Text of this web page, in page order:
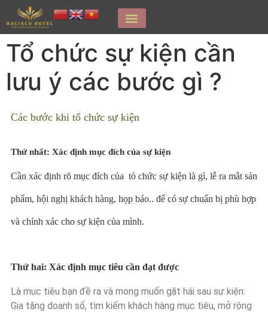
Tổ chức sự kiện cần
lưu ý các bước gì ?
Các bước khi tổ chức sự kiện
Thứ nhất: Xác định mục đích của sự kiện
Cần xác định rõ mục đích của tỏ chức sự kiện là gì, lễ ra mắt sản
phẩm, hội nghị khách hàng, họp báo.. để có sự chuẩn bị phù hợp
và chính xác cho sự kiện của mình.
Thứ hai: Xác định mục tiêu cần đạt được
Là mục tiêu bạn đề ra và mong muốn gặt hái sau sự kiện:
Gia tăng doanh số, tìm kiếm khách hàng mục tiêu, mở rộng